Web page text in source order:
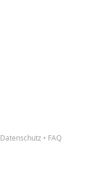
Datenschutz • FAQ